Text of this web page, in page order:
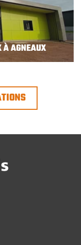
À AGNEAUX